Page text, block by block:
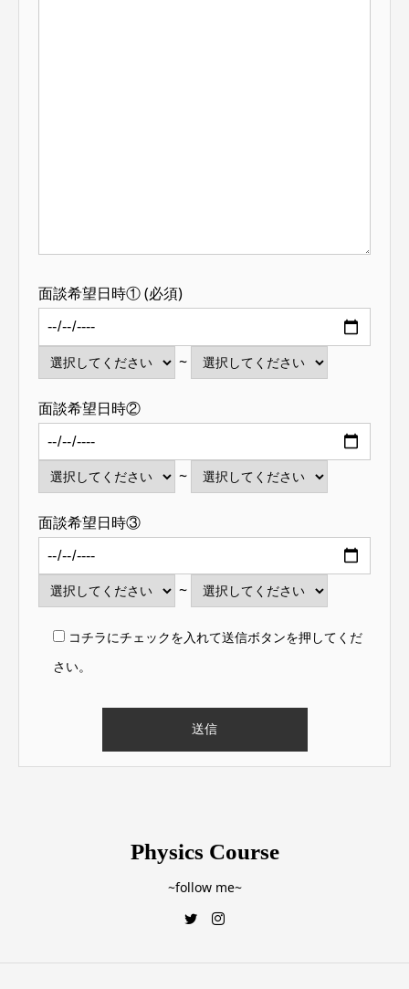
面談希望日時① (必須)
~
面談希望日時②
~
面談希望日時③
~
コチラにチェックを入れて送信ボタンを押してくだ
さい。
Physics Course
~follow me~